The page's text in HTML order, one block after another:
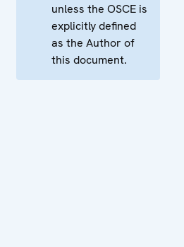
unless the OSCE is
explicitly defined
as the Author of
this document.